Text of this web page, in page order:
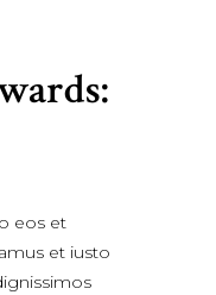
eos et
et iusto